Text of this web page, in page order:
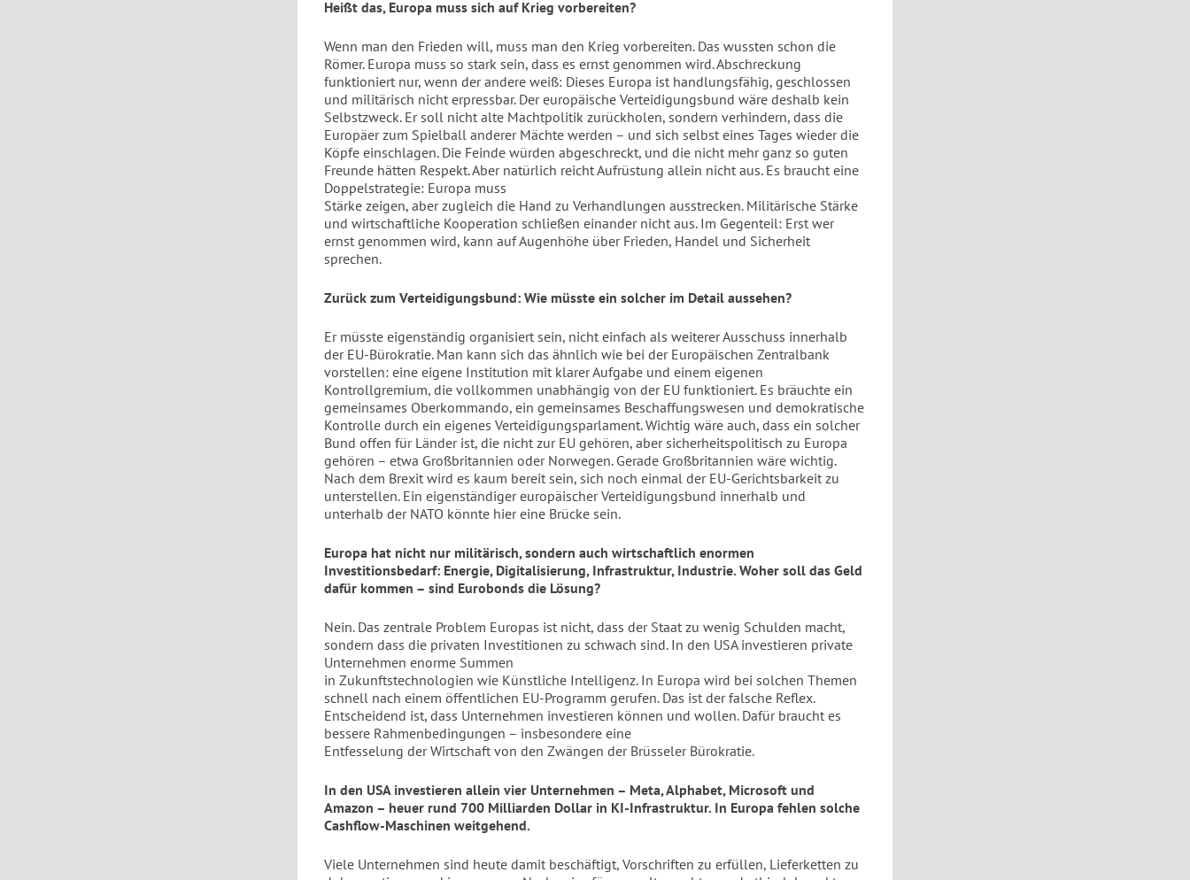
Heißt das, Europa muss sich auf Krieg vorbereiten?
Wenn man den Frieden will, muss man den Krieg vorbereiten. Das wussten schon die
Römer. Europa muss so stark sein, dass es ernst genommen wird. Abschreckung
funktioniert nur, wenn der andere weiß: Dieses Europa ist handlungsfähig, geschlossen
und militärisch nicht erpressbar. Der europäische Verteidigungsbund wäre deshalb kein
Selbstzweck. Er soll nicht alte Machtpolitik zurückholen, sondern verhindern, dass die
Europäer zum Spielball anderer Mächte werden – und sich selbst eines Tages wieder die
Köpfe einschlagen. Die Feinde würden abgeschreckt, und die nicht mehr ganz so guten
Freunde hätten Respekt. Aber natürlich reicht Aufrüstung allein nicht aus. Es braucht eine
Doppelstrategie: Europa muss
Stärke zeigen, aber zugleich die Hand zu Verhandlungen ausstrecken. Militärische Stärke
und wirtschaftliche Kooperation schließen einander nicht aus. Im Gegenteil: Erst wer
ernst genommen wird, kann auf Augenhöhe über Frieden, Handel und Sicherheit
sprechen.
Zurück zum Verteidigungsbund: Wie müsste ein solcher im Detail aussehen?
Er müsste eigenständig organisiert sein, nicht einfach als weiterer Ausschuss innerhalb
der EU-Bürokratie. Man kann sich das ähnlich wie bei der Europäischen Zentralbank
vorstellen: eine eigene Institution mit klarer Aufgabe und einem eigenen
Kontrollgremium, die vollkommen unabhängig von der EU funktioniert. Es bräuchte ein
gemeinsames Oberkommando, ein gemeinsames Beschaffungswesen und demokratische
Kontrolle durch ein eigenes Verteidigungsparlament. Wichtig wäre auch, dass ein solcher
Bund offen für Länder ist, die nicht zur EU gehören, aber sicherheitspolitisch zu Europa
gehören – etwa Großbritannien oder Norwegen. Gerade Großbritannien wäre wichtig.
Nach dem Brexit wird es kaum bereit sein, sich noch einmal der EU-Gerichtsbarkeit zu
unterstellen. Ein eigenständiger europäischer Verteidigungsbund innerhalb und
unterhalb der NATO könnte hier eine Brücke sein.
Europa hat nicht nur militärisch, sondern auch wirtschaftlich enormen
Investitionsbedarf: Energie, Digitalisierung, Infrastruktur, Industrie. Woher soll das Geld
dafür kommen – sind Eurobonds die Lösung?
Nein. Das zentrale Problem Europas ist nicht, dass der Staat zu wenig Schulden macht,
sondern dass die privaten Investitionen zu schwach sind. In den USA investieren private
Unternehmen enorme Summen
in Zukunftstechnologien wie Künstliche Intelligenz. In Europa wird bei solchen Themen
schnell nach einem öffentlichen EU-Programm gerufen. Das ist der falsche Reflex.
Entscheidend ist, dass Unternehmen investieren können und wollen. Dafür braucht es
bessere Rahmenbedingungen – insbesondere eine
Entfesselung der Wirtschaft von den Zwängen der Brüsseler Bürokratie.
In den USA investieren allein vier Unternehmen – Meta, Alphabet, Microsoft und
Amazon – heuer rund 700 Milliarden Dollar in KI-Infrastruktur. In Europa fehlen solche
Cashflow-Maschinen weitgehend.
Viele Unternehmen sind heute damit beschäftigt, Vorschriften zu erfüllen, Lieferketten zu